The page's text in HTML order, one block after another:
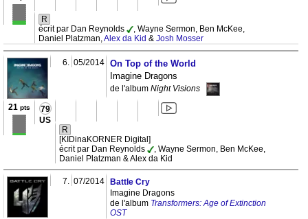
R
écrit par Dan Reynolds
, Wayne Sermon, Ben McKee,
Daniel Platzman,Alex da Kid & Josh Mosser
6. 05/2014 On Top of the World
Imagine Dragons
de l'album Night Visions
21 pts 79
US
R
[KIDinaKORNER Digital]
écrit par Dan Reynolds
, Wayne Sermon, Ben McKee,
Daniel Platzman & Alex da Kid
7. 07/2014
Battle Cry
Imagine Dragons
de l'album Transformers: Age of Extinction
OST